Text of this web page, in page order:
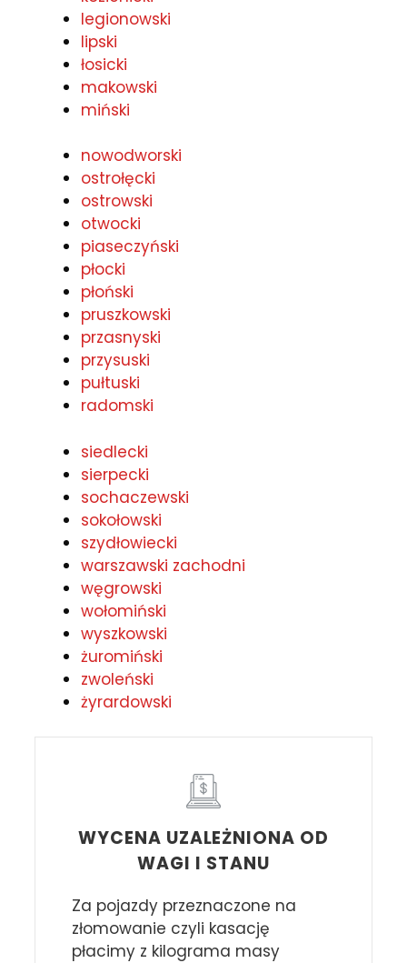
legionowski
lipski
łosicki
makowski
miński
nowodworski
ostrołęcki
ostrowski
otwocki
piaseczyński
płocki
płoński
pruszkowski
przasnyski
przysuski
pułtuski
radomski
siedlecki
sierpecki
sochaczewski
sokołowski
szydłowiecki
warszawski zachodni
węgrowski
wołomiński
wyszkowski
żuromiński
zwoleński
żyrardowski
WYCENA UZALEŻNIONA OD
WAGI I STANU
Za pojazdy przeznaczone na
złomowanie czyli kasację
płacimy z kilograma masy